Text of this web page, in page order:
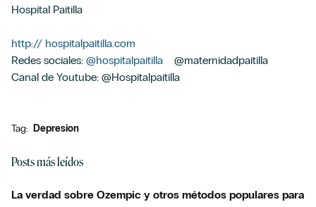
Hospital Paitilla
http:// hospitalpaitilla.com
Redes sociales: @hospitalpaitilla @maternidadpaitilla
Canal de Youtube: @Hospitalpaitilla
Tag: Depresion
Posts más leídos
La verdad sobre Ozempic y otros métodos populares para